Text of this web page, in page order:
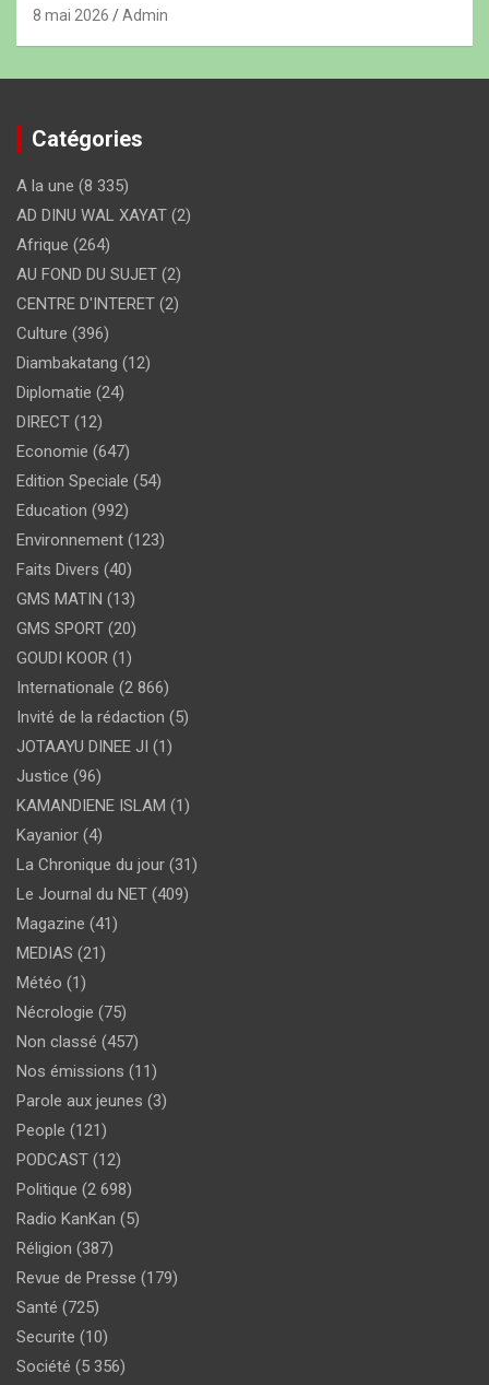
8 mai 2026 Admin
Catégories
A la une (8 335)
AD DINU WAL XAYAT (2)
Afrique (264)
AU FOND DU SUJET (2)
CENTRE D'INTERET (2)
Culture (396)
Diambakatang (12)
Diplomatie (24)
DIRECT (12)
Economie (647)
Edition Speciale (54)
Education (992)
Environnement (123)
Faits Divers (40)
GMS MATIN (13)
GMS SPORT (20)
GOUDI KOOR (1)
Internationale (2 866)
Invité de la rédaction (5)
JOTAAYU DINEE JI (1)
Justice (96)
KAMANDIENE ISLAM (1)
Kayanior (4)
La Chronique du jour (31)
Le Journal du NET (409)
Magazine (41)
MEDIAS (21)
Météo (1)
Nécrologie (75)
Non classé (457)
Nos émissions (11)
Parole aux jeunes (3)
People (121)
PODCAST (12)
Politique (2 698)
Radio KanKan (5)
Réligion (387)
Revue de Presse (179)
Santé (725)
Securite (10)
Société (5 356)